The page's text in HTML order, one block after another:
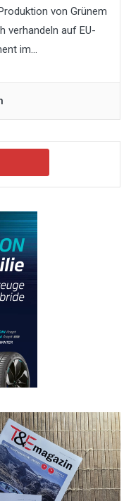
von Grünem
verhandeln auf EU-
im...